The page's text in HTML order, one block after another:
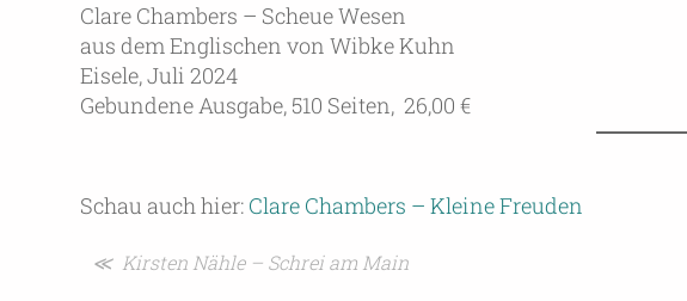
Clare Chambers – Scheue Wesen
aus dem Englischen von Wibke Kuhn
Eisele, Juli 2024
Gebundene Ausgabe, 510 Seiten, 26,00 €
Schau auch hier: Clare Chambers – Kleine Freuden
Beitragsnavigation
≪ Kirsten Nähle – Schrei am Main